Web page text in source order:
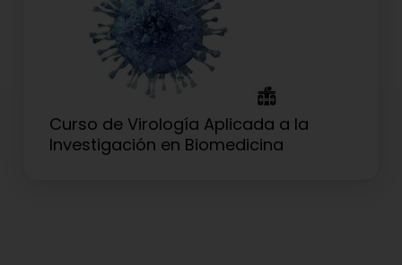
Curso de Virología Aplicada a la
Investigación en Biomedicina